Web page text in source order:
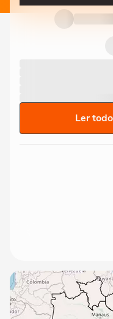
Ler